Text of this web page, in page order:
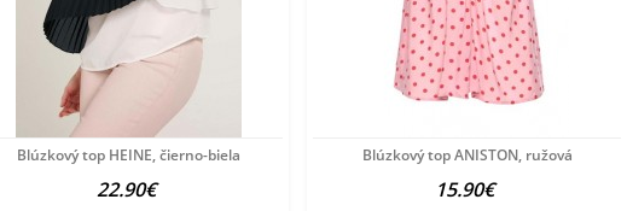
Blúzkový top HEINE, čierno-biela
22.90€
Blúzkový top ANISTON, ružová
15.90€